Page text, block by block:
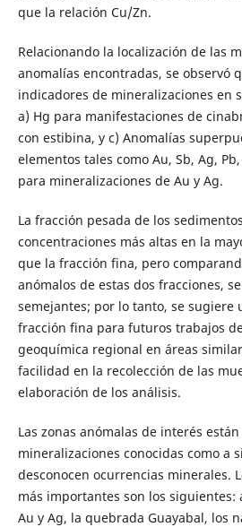
que la relación Cu/Zn.
Relacionando la localización de las
anomalías encontradas, se observó
indicadores de mineralizaciones en
a) Hg para manifestaciones de
con estibina, y c) Anomalías
elementos tales como Au, Sb, Ag,
para mineralizaciones de Au y Ag.
La fracción pesada de los
concentraciones más altas en la
que la fracción fina, pero
anómalos de estas dos fracciones,
semejantes; por lo tanto, se sugiere
fracción fina para futuros trabajos
geoquímica regional en áreas
facilidad en la recolección de las
elaboración de los análisis.
Las zonas anómalas de interés
mineralizaciones conocidas como a
desconocen ocurrencias minerales.
más importantes son los siguientes:
Au y Ag, la quebrada Guayabal, los